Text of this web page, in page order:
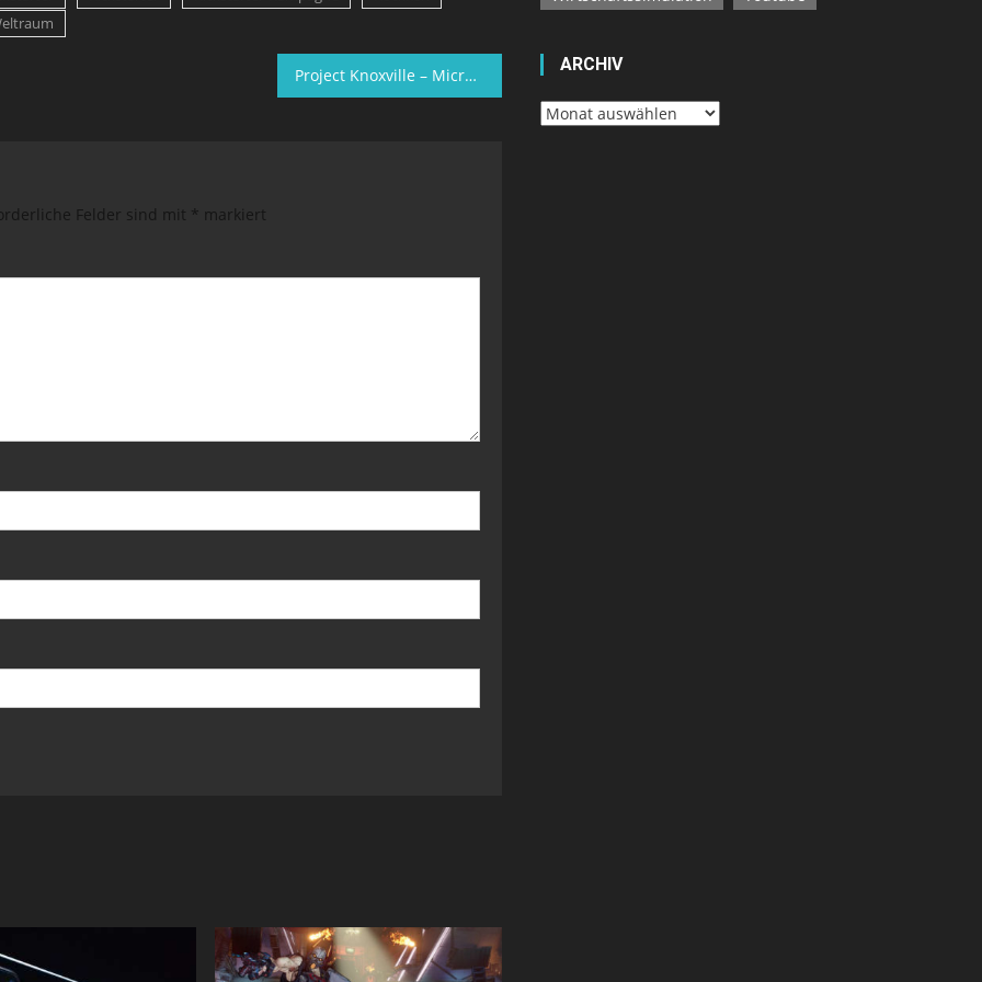
Project Knoxville – Microsofts Press Play kündigt Survival-Spiel an
Felder sind mit * markiert
ARCHIV
Archiv